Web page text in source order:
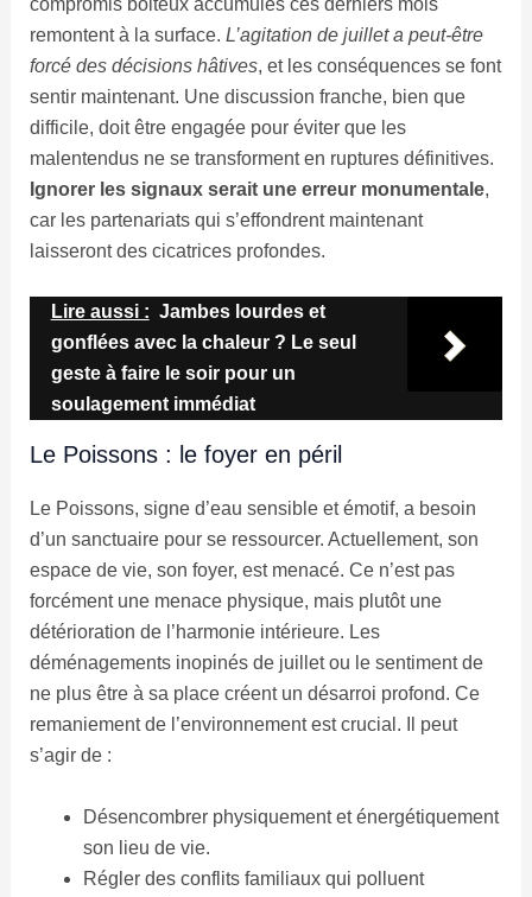
remontent à la surface. L’agitation de juillet a peut-être
forcé des décisions hâtives, et les conséquences se font
sentir maintenant. Une discussion franche, bien que
difficile, doit être engagée pour éviter que les
malentendus ne se transforment en ruptures définitives.
Ignorer les signaux serait une erreur monumentale,
car les partenariats qui s’effondrent maintenant
laisseront des cicatrices profondes.
Lire aussi : Jambes lourdes et
gonflées avec la chaleur ? Le seul
geste à faire le soir pour un
soulagement immédiat
Le Poissons : le foyer en péril
Le Poissons, signe d’eau sensible et émotif, a besoin
d’un sanctuaire pour se ressourcer. Actuellement, son
espace de vie, son foyer, est menacé. Ce n’est pas
forcément une menace physique, mais plutôt une
détérioration de l’harmonie intérieure. Les
déménagements inopinés de juillet ou le sentiment de
ne plus être à sa place créent un désarroi profond. Ce
remaniement de l’environnement est crucial. Il peut
s’agir de :
Désencombrer physiquement et énergétiquement
son lieu de vie.
Régler des conflits familiaux qui polluent